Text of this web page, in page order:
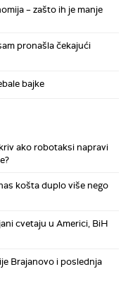
– zašto ih je manje
pronašla čekajući
bajke
ako robotaksi napravi
košta duplo više nego
cvetaju u Americi, BiH
Brajanovo i poslednja